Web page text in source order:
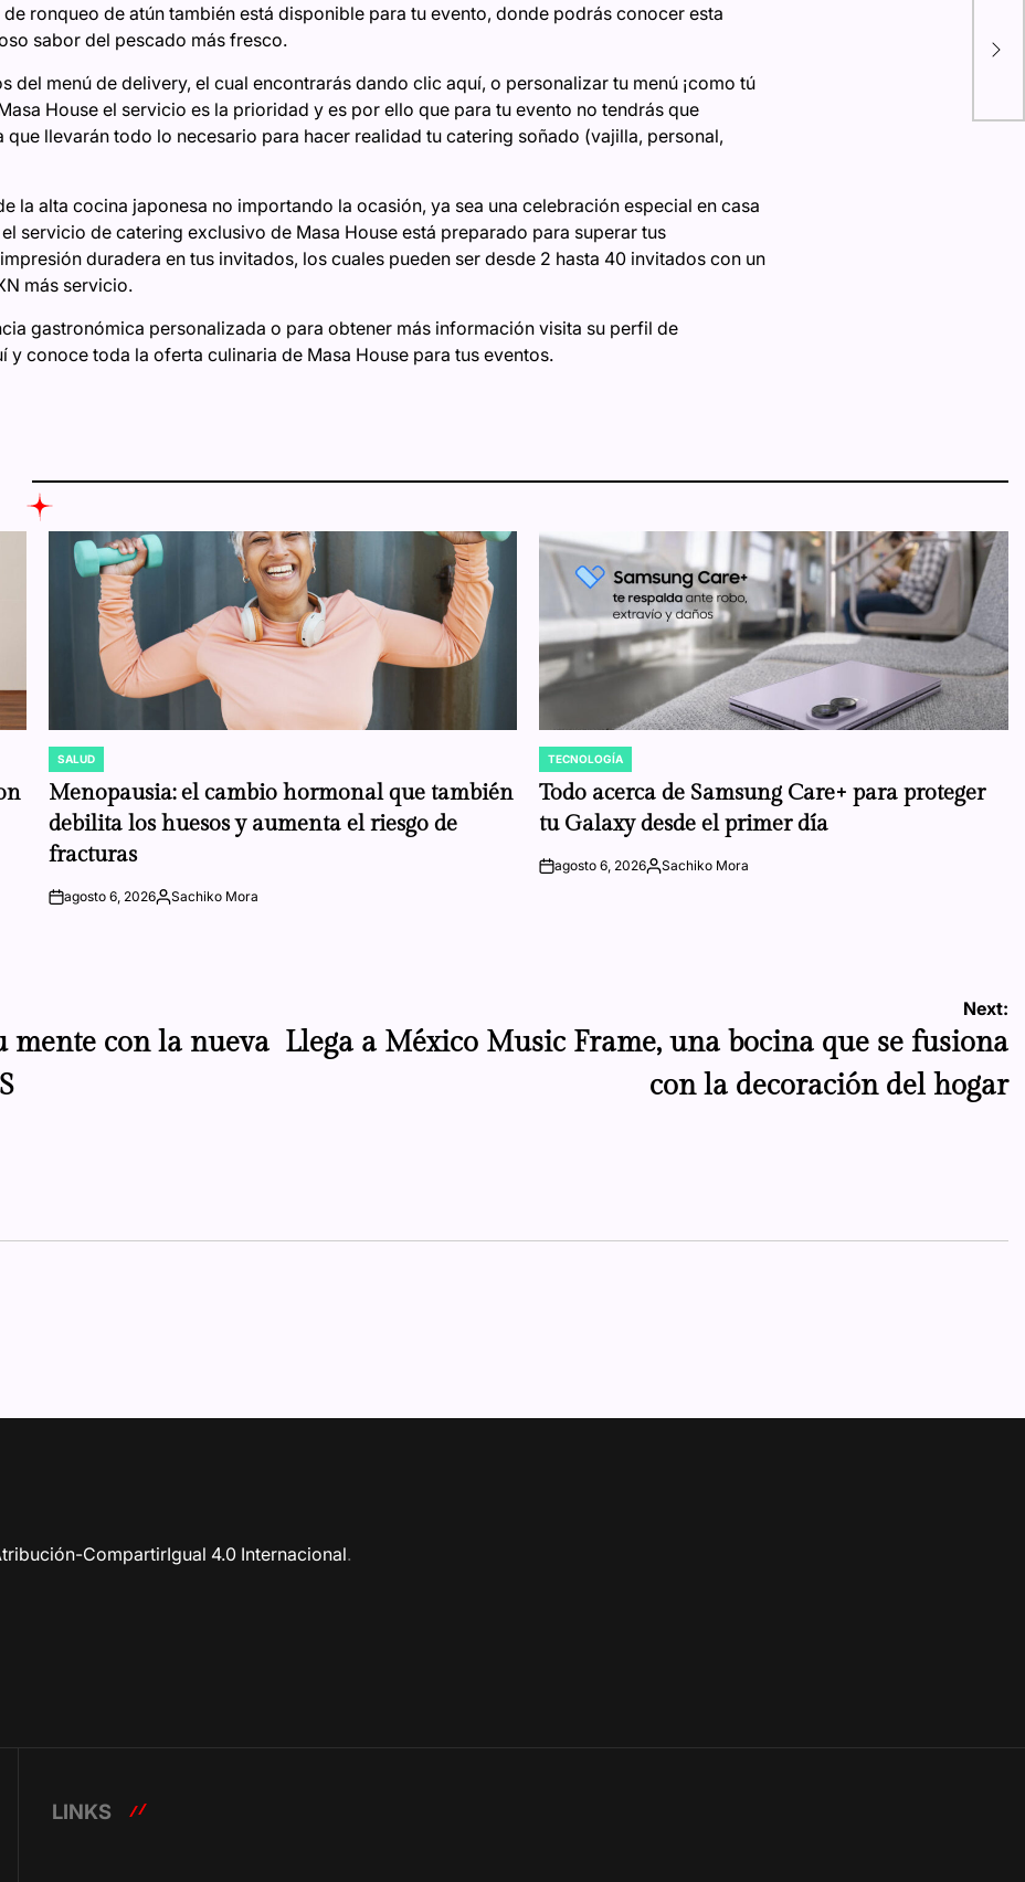
ronqueo de atún también está disponible para tu evento, donde podrás conocer esta
sabor del pescado más fresco.
del menú de delivery, el cual encontrarás dando clic aquí, o personalizar tu menú ¡como tú
House el servicio es la prioridad y es por ello que para tu evento no tendrás que
que llevarán todo lo necesario para hacer realidad tu catering soñado (vajilla, personal,
la alta cocina japonesa no importando la ocasión, ya sea una celebración especial en casa
servicio de catering exclusivo de Masa House está preparado para superar tus
duradera en tus invitados, los cuales pueden ser desde 2 hasta 40 invitados con un
más servicio.
gastronómica personalizada o para obtener más información visita su perfil de
y conoce toda la oferta culinaria de Masa House para tus eventos.
POSTED
IN
SALUD
Menopausia: el cambio hormonal que también
debilita los huesos y aumenta el riesgo de
fracturas
onagosto 6, 2026Posted
Sachiko Mora
POSTED
IN
TECNOLOGÍA
Todo acerca de Samsung Care+ para proteger
tu Galaxy desde el primer día
onagosto 6, 2026Posted
Sachiko Mora
mente con la nueva
Next:
Llega a México Music Frame, una bocina que se fusiona
con la decoración del hogar
CompartirIgual 4.0 Internacional.
LINKS